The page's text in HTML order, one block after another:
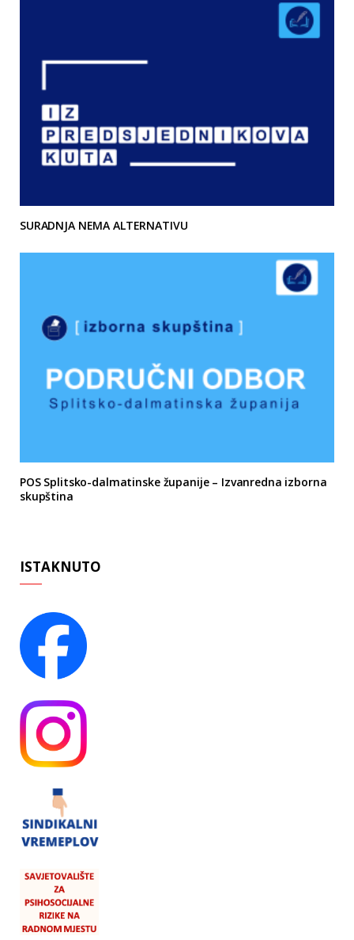
SURADNJA NEMA ALTERNATIVU
POS Splitsko-dalmatinske županije – Izvanredna izborna
skupština
ISTAKNUTO